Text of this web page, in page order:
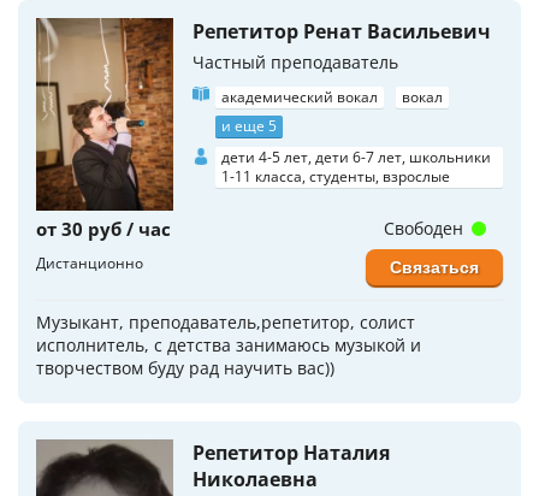
Репетитор Ренат Васильевич
Частный преподаватель
академический вокал
вокал
и еще 5
дети 4-5 лет, дети 6-7 лет, школьники
1-11 класса, студенты, взрослые
от 30 руб / час
Дистанционно
Музыкант, преподаватель,репетитор, солист
исполнитель, с детства занимаюсь музыкой и
творчеством буду рад научить вас))
Свободен
Связаться
Репетитор Наталия
Николаевна